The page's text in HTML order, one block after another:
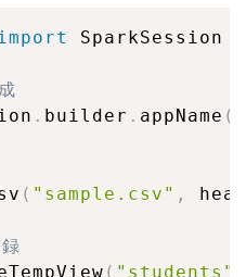
SparkSession
. builder . appName (
( "sample.csv" ,
( "students"